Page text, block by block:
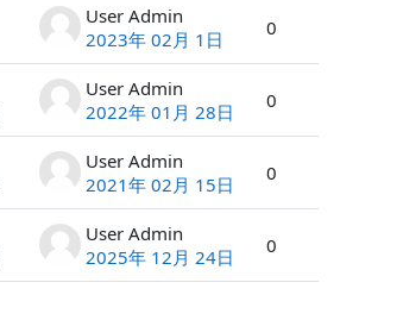
User Admin
2023年 02月 1日
0
User Admin
2022年 01月 28日
0
User Admin
2021年 02月 15日
0
User Admin
2025年 12月 24日
0